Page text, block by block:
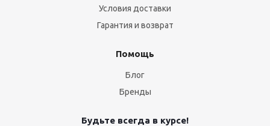
Условия доставки
Гарантия и возврат
Помощь
Блог
Бренды
Будьте всегда в курсе!